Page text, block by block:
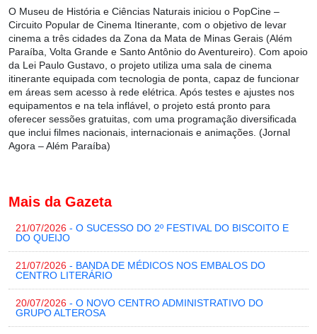
O Museu de História e Ciências Naturais iniciou o PopCine –
Circuito Popular de Cinema Itinerante, com o objetivo de levar
cinema a três cidades da Zona da Mata de Minas Gerais (Além
Paraíba, Volta Grande e Santo Antônio do Aventureiro). Com apoio
da Lei Paulo Gustavo, o projeto utiliza uma sala de cinema
itinerante equipada com tecnologia de ponta, capaz de funcionar
em áreas sem acesso à rede elétrica. Após testes e ajustes nos
equipamentos e na tela inflável, o projeto está pronto para
oferecer sessões gratuitas, com uma programação diversificada
que inclui filmes nacionais, internacionais e animações. (Jornal
Agora – Além Paraíba)
Mais da Gazeta
21/07/2026 - O SUCESSO DO 2º FESTIVAL DO BISCOITO E
DO QUEIJO
21/07/2026 - BANDA DE MÉDICOS NOS EMBALOS DO
CENTRO LITERÁRIO
20/07/2026 - O NOVO CENTRO ADMINISTRATIVO DO
GRUPO ALTEROSA